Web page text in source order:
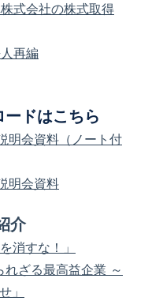
式会社の株式取得
再編
ドはこちら
明会資料（ノート付
明会資料
介
消すな！」
ざる最高益企業 ～
」